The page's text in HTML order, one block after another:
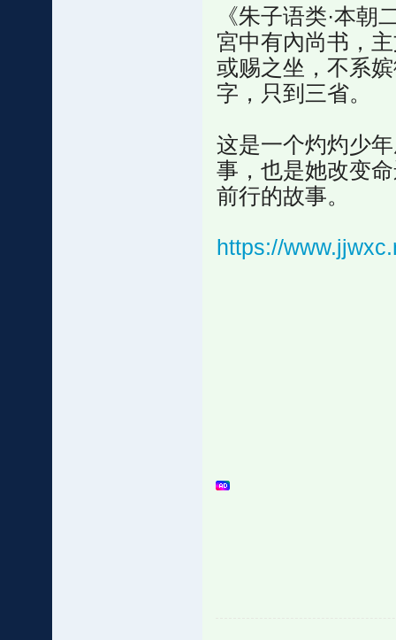
《朱子语类·本朝
宮中有內尚书，
或赐之坐，不系
字，只到三省。
这是一个灼灼少
事，也是她改变
前行的故事。
https://